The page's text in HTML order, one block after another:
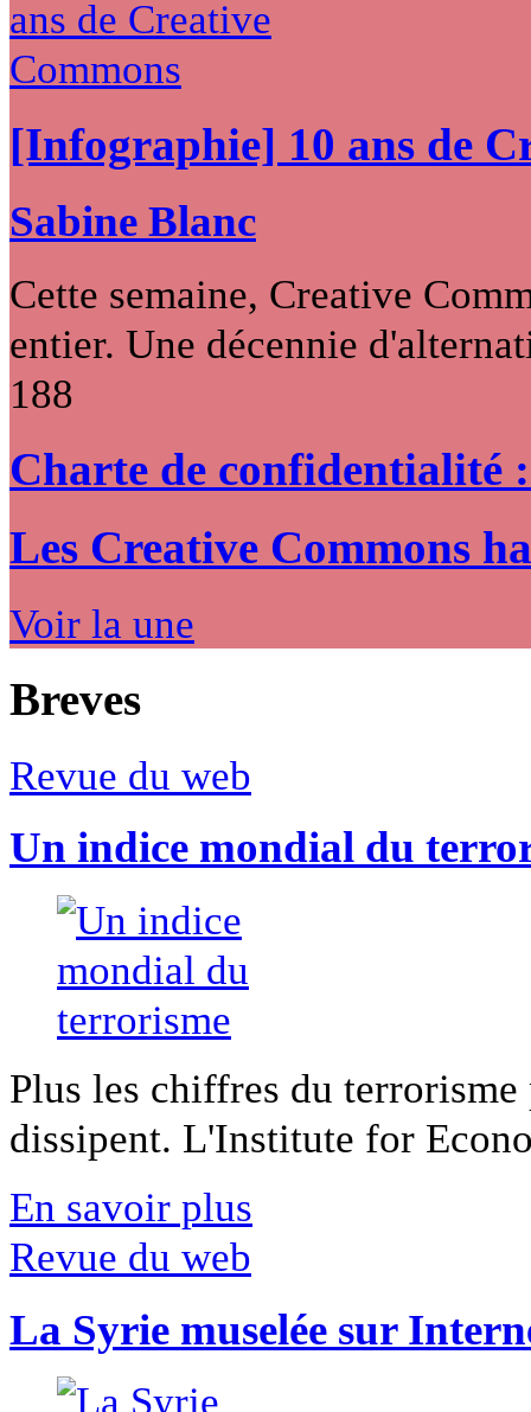
[Infographie] 10 ans de
Sabine Blanc
Cette semaine, Creative
entier. Une décennie
188
Charte de confidentialité
Les Creative Commons
Voir la une
Breves
Revue du web
Un indice mondial du
Plus les chiffres du
dissipent. L'Institute for
En savoir plus
Revue du web
La Syrie muselée sur